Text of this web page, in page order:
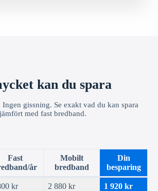
kan du spara
gissning. Se exakt vad du kan spara
jämfört med fast bredband.
Fast
år
Mobilt
bredband
Din
besparing
kr 2 880 kr 1 920 kr